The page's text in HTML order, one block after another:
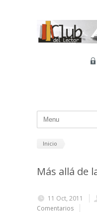
Inicio
Más allá de
11 Oct, 2011
Comentarios